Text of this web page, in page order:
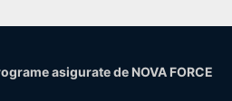
asigurate de NOVA FORCE